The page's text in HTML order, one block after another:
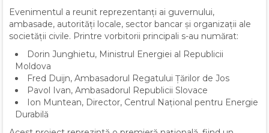
Evenimentul a reunit reprezentanți ai guvernului,
ambasade, autorități locale, sector bancar și organizații ale
societății civile. Printre vorbitorii principali s-au numărat:
Dorin Junghietu, Ministrul Energiei al Republicii
Moldova
Fred Duijn, Ambasadorul Regatului Țărilor de Jos
Pavol Ivan, Ambasadorul Republicii Slovace
Ion Muntean, Director, Centrul Național pentru Energie
Durabilă